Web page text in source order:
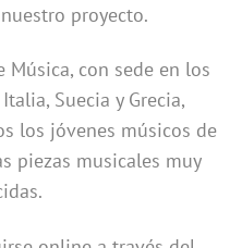
proyecto.
con sede en los
Suecia y Grecia,
los jóvenes músicos de
piezas musicales muy